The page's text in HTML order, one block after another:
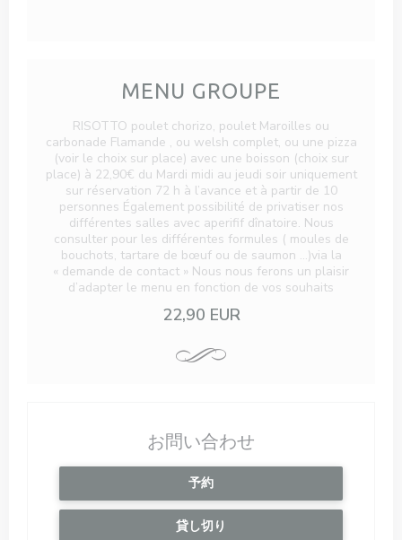
MENU GROUPE
RISOTTO poulet chorizo, poulet Maroilles ou
carbonade Flamande , ou welsh complet, ou une pizza
(voir le choix sur place) avec une boisson (choix sur
place) à 22,90€ du Mardi midi au jeudi soir uniquement
sur réservation 72 h à l’avance et à partir de 10
personnes Également possibilité de privatiser nos
différentes salles avec aperifif dînatoire. Nous
consulter pour les différentes formules ( moules de
bouchots, tartare de bœuf ou de saumon …)via la
« demande de contact » Nous nous ferons un plaisir
d’adapter le menu en fonction de vos souhaits
22,90 EUR
お問い合わせ
予約
貸し切り